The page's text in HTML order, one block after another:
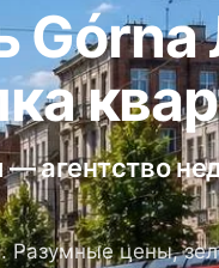
агентство
цены,